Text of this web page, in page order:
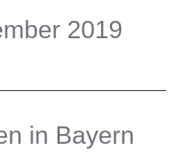
2019
in Bayern